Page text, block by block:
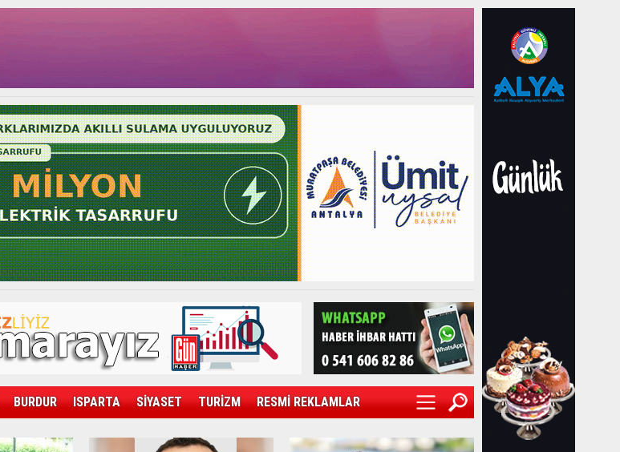
BURDUR ISPARTA SİYASET TURİZM RESMİ REKLAMLAR
DÜNYA